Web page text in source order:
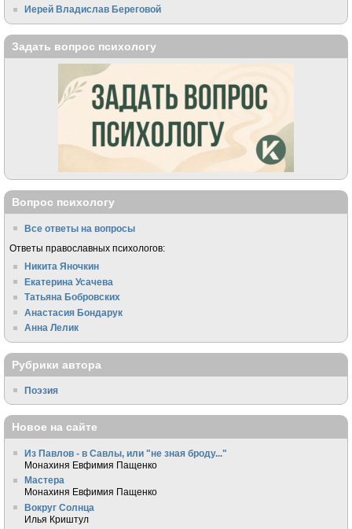
Иерей Владислав Береговой
Задать вопрос психологу
Вопрос психологу
Все ответы на вопросы
Ответы православных психологов:
Никита Яночкин
Екатерина Усачева
Татьяна Бобровских
Анастасия Бондарук
Анна Лелик
Рубрики автора
Поэзия
Новое на сайте
Из Павлов - в Савлы, или "не зная броду..."
Монахиня Евфимия Пащенко
Мастера
Монахиня Евфимия Пащенко
Вокруг Солнца
Илья Криштул